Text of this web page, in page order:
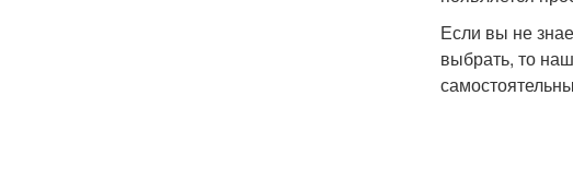
Если вы не
выбрать, то